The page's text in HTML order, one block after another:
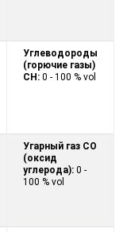
Углеводороды
(горючие газы)
CH: 0 - 100 % vol
Угарный газ CO
(оксид
углерода): 0 -
100 % vol